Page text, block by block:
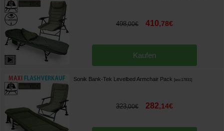
498,00€ 410,78€
Kaufen
Sonik Bank-Tek Levelbed Armchair Pack [esc17831]
323,00€ 282,14€